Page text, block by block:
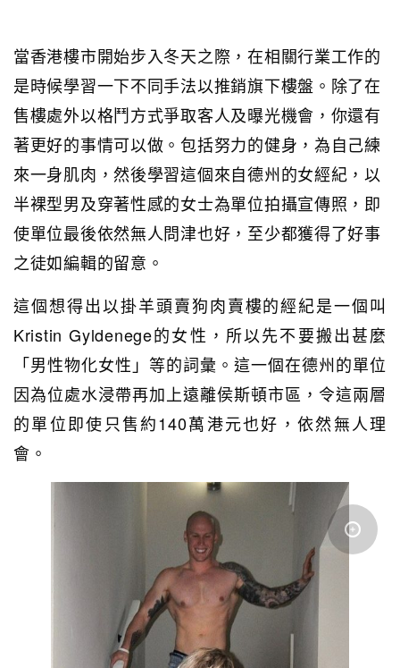
當香港樓市開始步入冬天之際，在相關行業工作的
是時候學習一下不同手法以推銷旗下樓盤。除了在
售樓處外以格鬥方式爭取客人及曝光機會，你還有
著更好的事情可以做。包括努力的健身，為自己練
來一身肌肉，然後學習這個來自德州的女經紀，以
半裸型男及穿著性感的女士為單位拍攝宣傳照，即
使單位最後依然無人問津也好，至少都獲得了好事
之徒如編輯的留意。
這個想得出以掛羊頭賣狗肉賣樓的經紀是一個叫
Kristin Gyldenege的女性，所以先不要搬出甚麼
「男性物化女性」等的詞彙。這一個在德州的單位
因為位處水浸帶再加上遠離侯斯頓市區，令這兩層
的單位即使只售約140萬港元也好，依然無人理
會。